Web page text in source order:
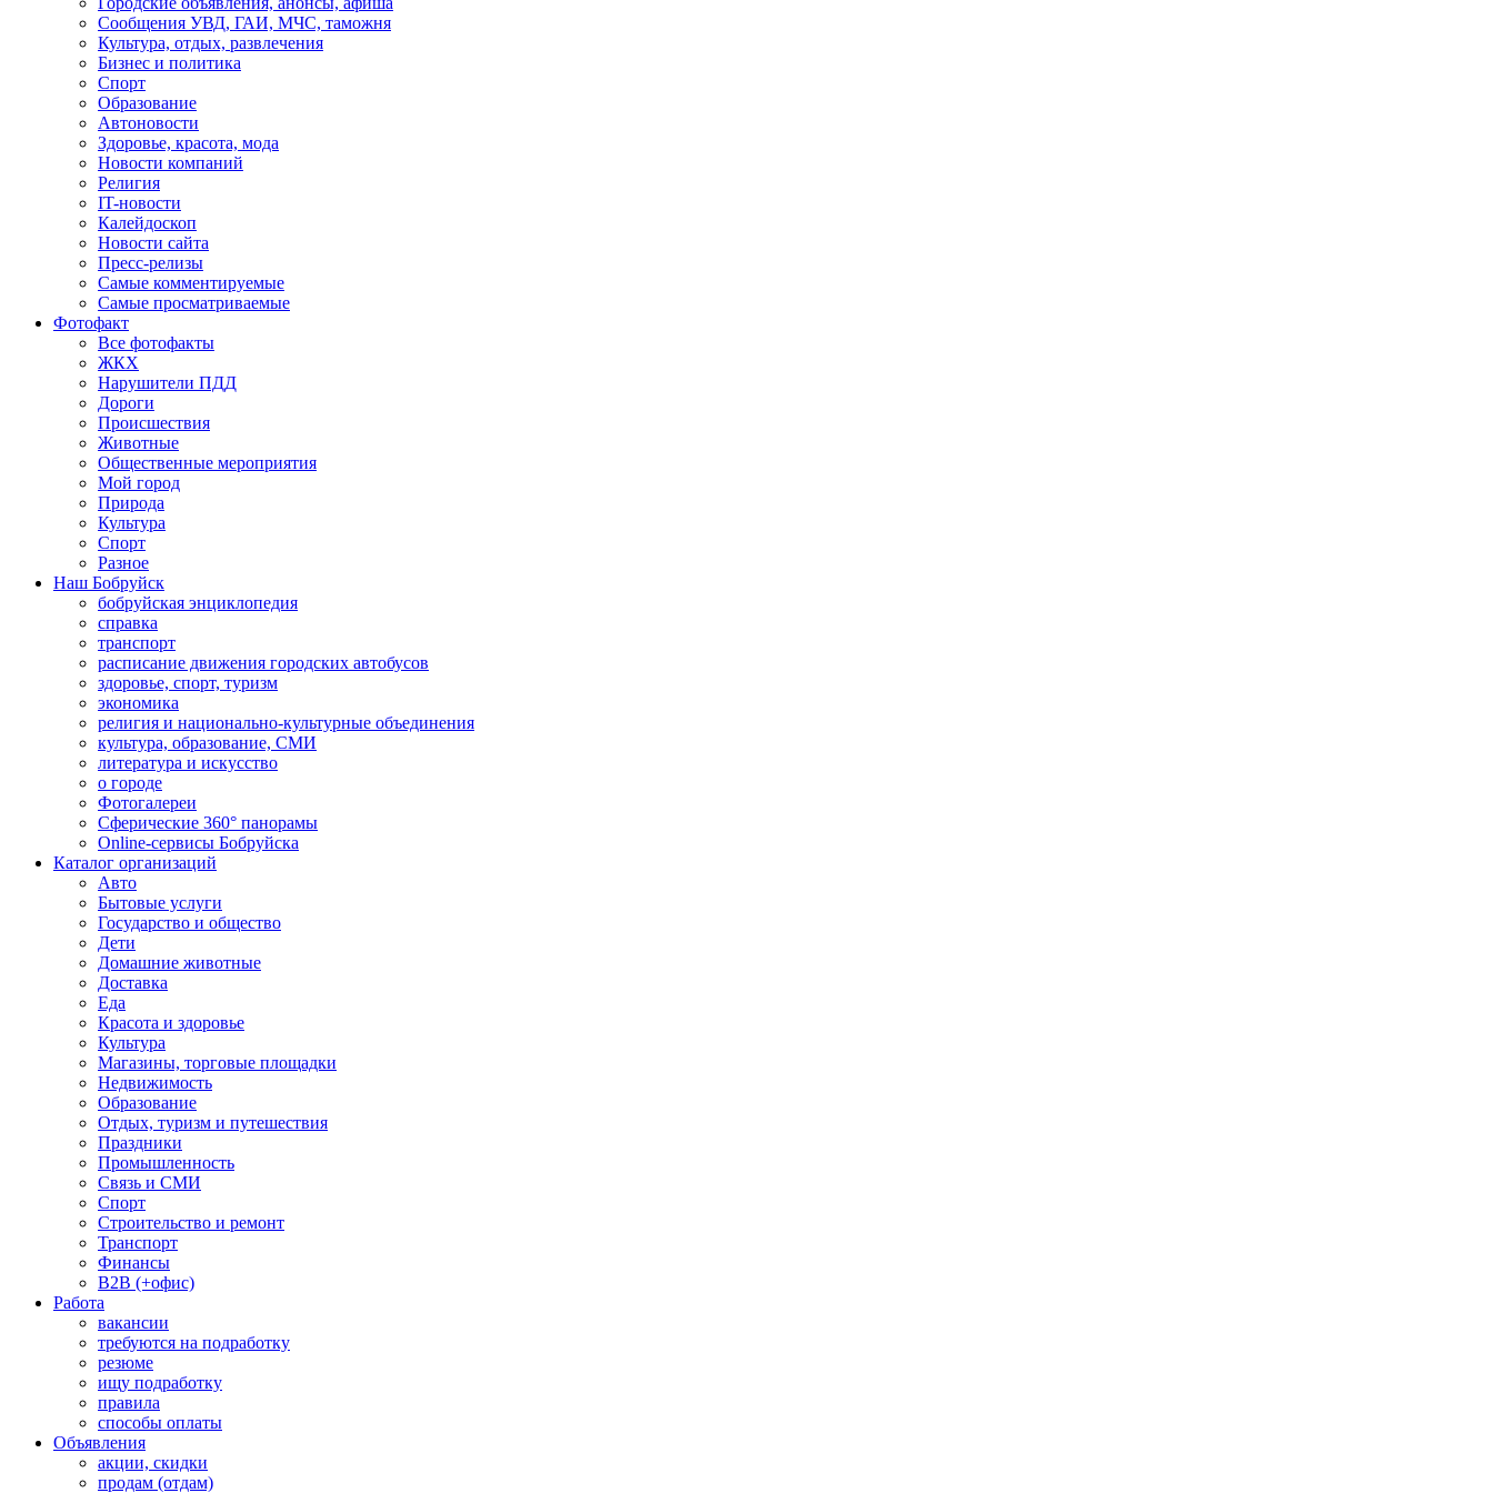
Сообщения УВД, ГАИ, МЧС, таможня
Культура, отдых, развлечения
Бизнес и политика
Спорт
Образование
Автоновости
Здоровье, красота, мода
Новости компаний
Религия
IT-новости
Калейдоскоп
Новости сайта
Пресс-релизы
Самые комментируемые
Самые просматриваемые
Фотофакт
Все фотофакты
ЖКХ
Нарушители ПДД
Дороги
Происшествия
Животные
Общественные мероприятия
Мой город
Природа
Культура
Спорт
Разное
Наш Бобруйск
бобруйская энциклопедия
справка
транспорт
расписание движения городских автобусов
здоровье, спорт, туризм
экономика
религия и национально-культурные объединения
культура, образование, СМИ
литература и искусство
о городе
Фотогалереи
Сферические 360° панорамы
Online-сервисы Бобруйска
Каталог организаций
Авто
Бытовые услуги
Государство и общество
Дети
Домашние животные
Доставка
Еда
Красота и здоровье
Культура
Магазины, торговые площадки
Недвижимость
Образование
Отдых, туризм и путешествия
Праздники
Промышленность
Связь и СМИ
Спорт
Строительство и ремонт
Транспорт
Финансы
B2B (+офис)
Работа
вакансии
требуются на подработку
резюме
ищу подработку
правила
способы оплаты
Объявления
акции, скидки
продам (отдам)